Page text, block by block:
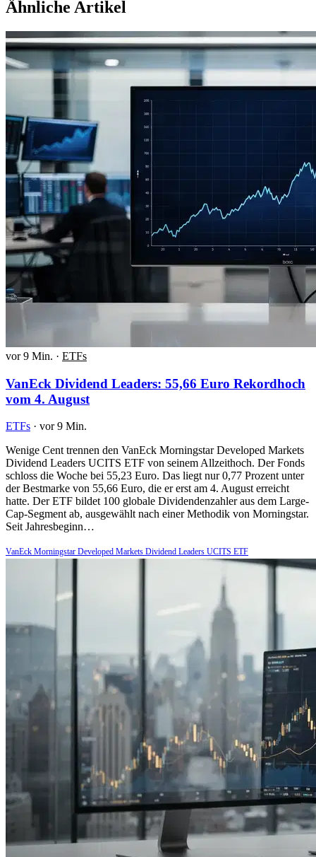
Ähnliche Artikel
vor 9 Min. · ETFs
VanEck Dividend Leaders: 55,66 Euro Rekordhoch
vom 4. August
ETFs · vor 9 Min.
Wenige Cent trennen den VanEck Morningstar Developed Markets
Dividend Leaders UCITS ETF von seinem Allzeithoch. Der Fonds
schloss die Woche bei 55,23 Euro. Das liegt nur 0,77 Prozent unter
der Bestmarke von 55,66 Euro, die er erst am 4. August erreicht
hatte. Der ETF bildet 100 globale Dividendenzahler aus dem Large-
Cap-Segment ab, ausgewählt nach einer Methodik von Morningstar.
Seit Jahresbeginn…
VanEck Morningstar Developed Markets Dividend Leaders UCITS ETF